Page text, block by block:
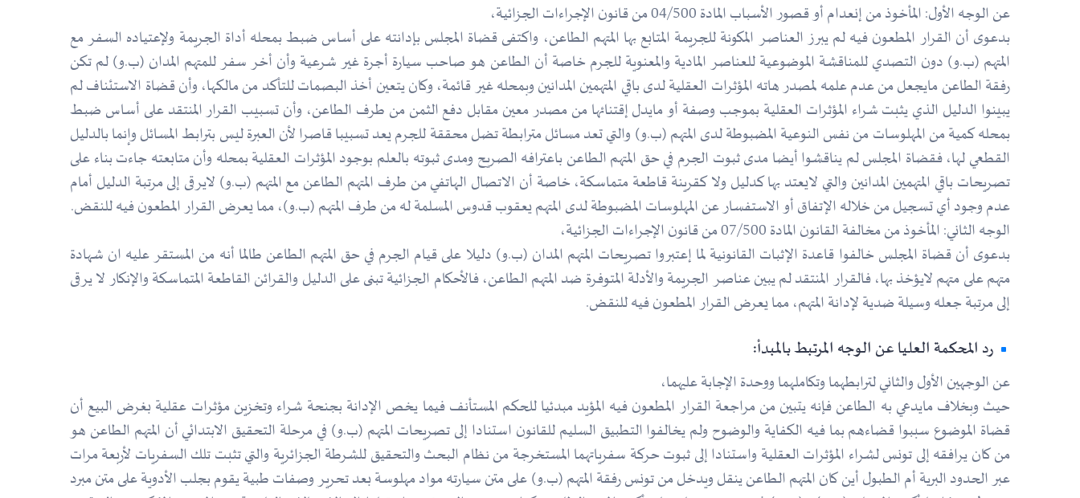
عن الوجه الأول: المأخوذ من إنعدام أو قصور الأسباب المادة 04/500 من قانون الإجراءات الجزائية،
بدعوى أن القرار المطعون فيه لم يبرز العناصر المكونة للجريمة المتابع بها المتهم الطاعن، واكتفى قضاة المجلس بإدانته على أساس ضبط بمحله أداة الجريمة ولإعتياده السفر مع
المتهم (ب.و) دون التصدي للمناقشة الموضوعية للعناصر المادية والمعنوية للجرم خاصة أن الطاعن هو صاحب سيارة أجرة غير شرعية وأن أخر سفر للمتهم المدان (ب.و) لم تكن
رفقة الطاعن مايجعل من عدم علمه لمصدر هاته المؤثرات العقلية لدى باقي المتهمين المدانين وبمحله غير قائمة، وكان يتعين أخذ البصمات للتأكد من مالكها، وأن قضاة الاستئناف لم
يبينوا الدليل الذي يثبت شراء المؤثرات العقلية بموجب وصفة أو مايدل إقتنائها من مصدر معين مقابل دفع الثمن من طرف الطاعن، وأن تسبيب القرار المنتقد على أساس ضبط
بمحله كمية من المهلوسات من نفس النوعية المضبوطة لدى المتهم (ب.و) والتي تعد مسائل مترابطة تضل محققة للجرم يعد تسبيبا قاصرا لأن العبرة ليس بترابط المسائل وإنما بالدليل
القطعي لها، فقضاة المجلس لم يناقشوا أيضا مدى ثبوت الجرم في حق المتهم الطاعن باعترافه الصريح ومدى ثبوته بالعلم بوجود المؤثرات العقلية بمحله وأن متابعته جاءت بناء على
تصريحات باقي المتهمين المدانين والتي لايعتد بها كدليل ولا كقرينة قاطعة متماسكة، خاصة أن الاتصال الهاتفي من طرف المتهم الطاعن مع المتهم (ب.و) لايرقى إلى مرتبة الدليل أمام
عدم وجود أي تسجيل من خلاله الإتفاق أو الاستفسار عن المهلوسات المضبوطة لدى المتهم يعقوب قدوس المسلمة له من طرف المتهم (ب.و)، مما يعرض القرار المطعون فيه للنقض.
الوجه الثاني: المأخوذ من مخالفة القانون المادة 07/500 من قانون الإجراءات الجزائية،
بدعوى أن قضاة المجلس خالفوا قاعدة الإثبات القانونية لما إعتبروا تصريحات المتهم المدان (ب.و) دليلا على قيام الجرم في حق المتهم الطاعن طالما أنه من المستقر عليه ان شهادة
متهم على متهم لايؤخذ بها، فالقرار المنتقد لم يبين عناصر الجريمة والأدلة المتوفرة ضد المتهم الطاعن، فالأحكام الجزائية تبنى على الدليل والقرائن القاطعة المتماسكة والإنكار لا يرقى
إلى مرتبة جعله وسيلة ضدية لإدانة المتهم، مما يعرض القرار المطعون فيه للنقض.
رد المحكمة العليا عن الوجه المرتبط بالمبدأ:
عن الوجهين الأول والثاني لترابطهما وتكاملهما ووحدة الإجابة عليهما،
حيث وبخلاف مايدعي به الطاعن فإنه يتبين من مراجعة القرار المطعون فيه المؤيد مبدئيا للحكم المستأنف فيما يخص الإدانة بجنحة شراء وتخزين مؤثرات عقلية بغرض البيع أن
قضاة الموضوع سببوا قضاءهم بما فيه الكفاية والوضوح ولم يخالفوا التطبيق السليم للقانون استنادا إلى تصريحات المتهم (ب.و) في مرحلة التحقيق الابتدائي أن المتهم الطاعن هو
من كان يرافقه إلى تونس لشراء المؤثرات العقلية واستنادا إلى ثبوت حركة سفرياتهما المستخرجة من نظام البحث والتحقيق للشرطة الجزائرية والتي تثبت تلك السفريات لأربعة مرات
عبر الحدود البرية أم الطبول أين كان المتهم الطاعن ينقل ويدخل من تونس رفقة المتهم (ب.و) على متن سيارته مواد مهلوسة بعد تحرير وصفات طبية يقوم بجلب الأدوية على متن مبرد